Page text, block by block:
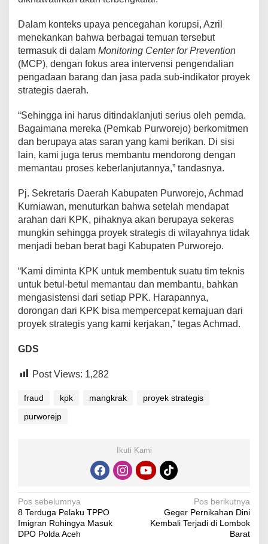
Dalam konteks upaya pencegahan korupsi, Azril
menekankan bahwa berbagai temuan tersebut
termasuk di dalam Monitoring Center for Prevention
(MCP), dengan fokus area intervensi pengendalian
pengadaan barang dan jasa pada sub-indikator proyek
strategis daerah.
“Sehingga ini harus ditindaklanjuti serius oleh pemda.
Bagaimana mereka (Pemkab Purworejo) berkomitmen
dan berupaya atas saran yang kami berikan. Di sisi
lain, kami juga terus membantu mendorong dengan
memantau proses keberlanjutannya,” tandasnya.
Pj. Sekretaris Daerah Kabupaten Purworejo, Achmad
Kurniawan, menuturkan bahwa setelah mendapat
arahan dari KPK, pihaknya akan berupaya sekeras
mungkin sehingga proyek strategis di wilayahnya tidak
menjadi beban berat bagi Kabupaten Purworejo.
“Kami diminta KPK untuk membentuk suatu tim teknis
untuk betul-betul memantau dan membantu, bahkan
mengasistensi dari setiap PPK. Harapannya,
dorongan dari KPK bisa mempercepat kemajuan dari
proyek strategis yang kami kerjakan,” tegas Achmad.
GDS
Post Views: 1,282
fraud kpk mangkrak
proyek strategis
purworejp
Ikuti Kami
Navigasi
pos
Pos sebelumnya
8 Terduga Pelaku TPPO
Imigran Rohingya Masuk
DPO Polda Aceh
Pos berikutnya
Geger Pernikahan Dini
Kembali Terjadi di Lombok
Barat